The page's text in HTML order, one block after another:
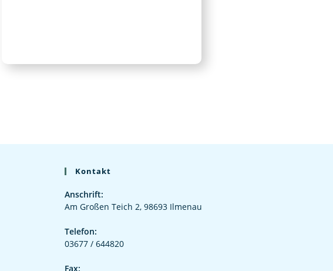
Kontakt
Anschrift:
Am Großen Teich 2, 98693 Ilmenau
Telefon:
03677 / 644820
Fax: